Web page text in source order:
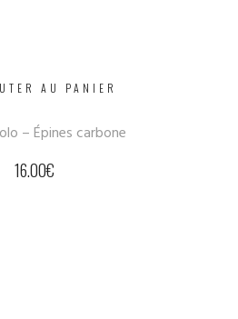
AU PANIER
– Épines carbone
16.00€